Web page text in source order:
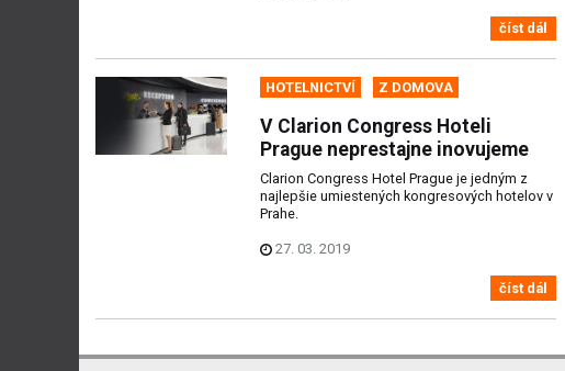
číst dál
HOTELNICTVÍ Z DOMOVA
V Clarion Congress Hoteli
Prague neprestajne inovujeme
Clarion Congress Hotel Prague je jedným z
najlepšie umiestených kongresových hotelov v
Prahe.
27. 03. 2019
číst dál